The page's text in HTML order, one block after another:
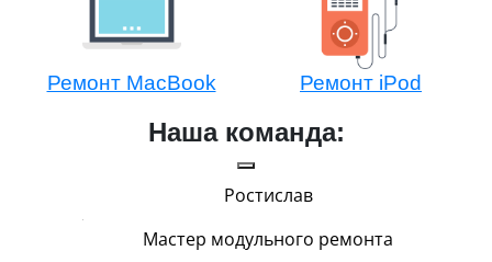
Ремонт MacBook Ремонт iPod
Наша команда:
Ростислав
Мастер модульного ремонта